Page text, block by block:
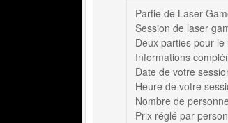
Partie de Laser
Session de laser
Deux parties pour
Informations
Date de votre
Heure de votre
Nombre de
Prix réglé par